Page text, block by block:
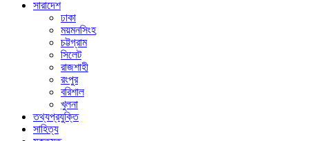
সারাদেশ
ঢাকা
ময়মনসিংহ
চট্টগ্রাম
সিলেট
রাজশাহী
রংপুর
বরিশাল
খুলনা
তথ্যপ্রযুক্তি
সাহিত্য